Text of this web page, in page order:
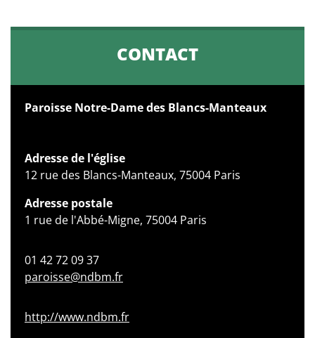
CONTACT
Paroisse Notre-Dame des Blancs-Manteaux
Adresse de l'église
12 rue des Blancs-Manteaux, 75004 Paris
Adresse postale
1 rue de l'Abbé-Migne, 75004 Paris
01 42 72 09 37
paroisse@ndbm.fr
http://www.ndbm.fr